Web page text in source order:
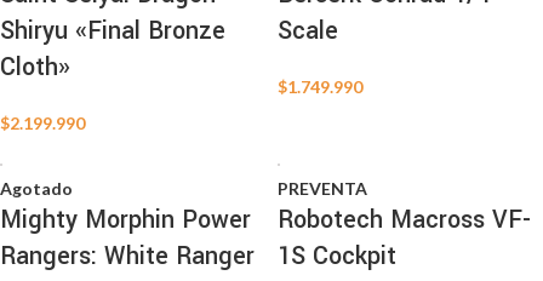
Shiryu «Final Bronze
Cloth»
$2.199.990
Scale
$1.749.990
Agotado
Mighty Morphin Power
Rangers: White Ranger
PREVENTA
Robotech Macross VF-
1S Cockpit